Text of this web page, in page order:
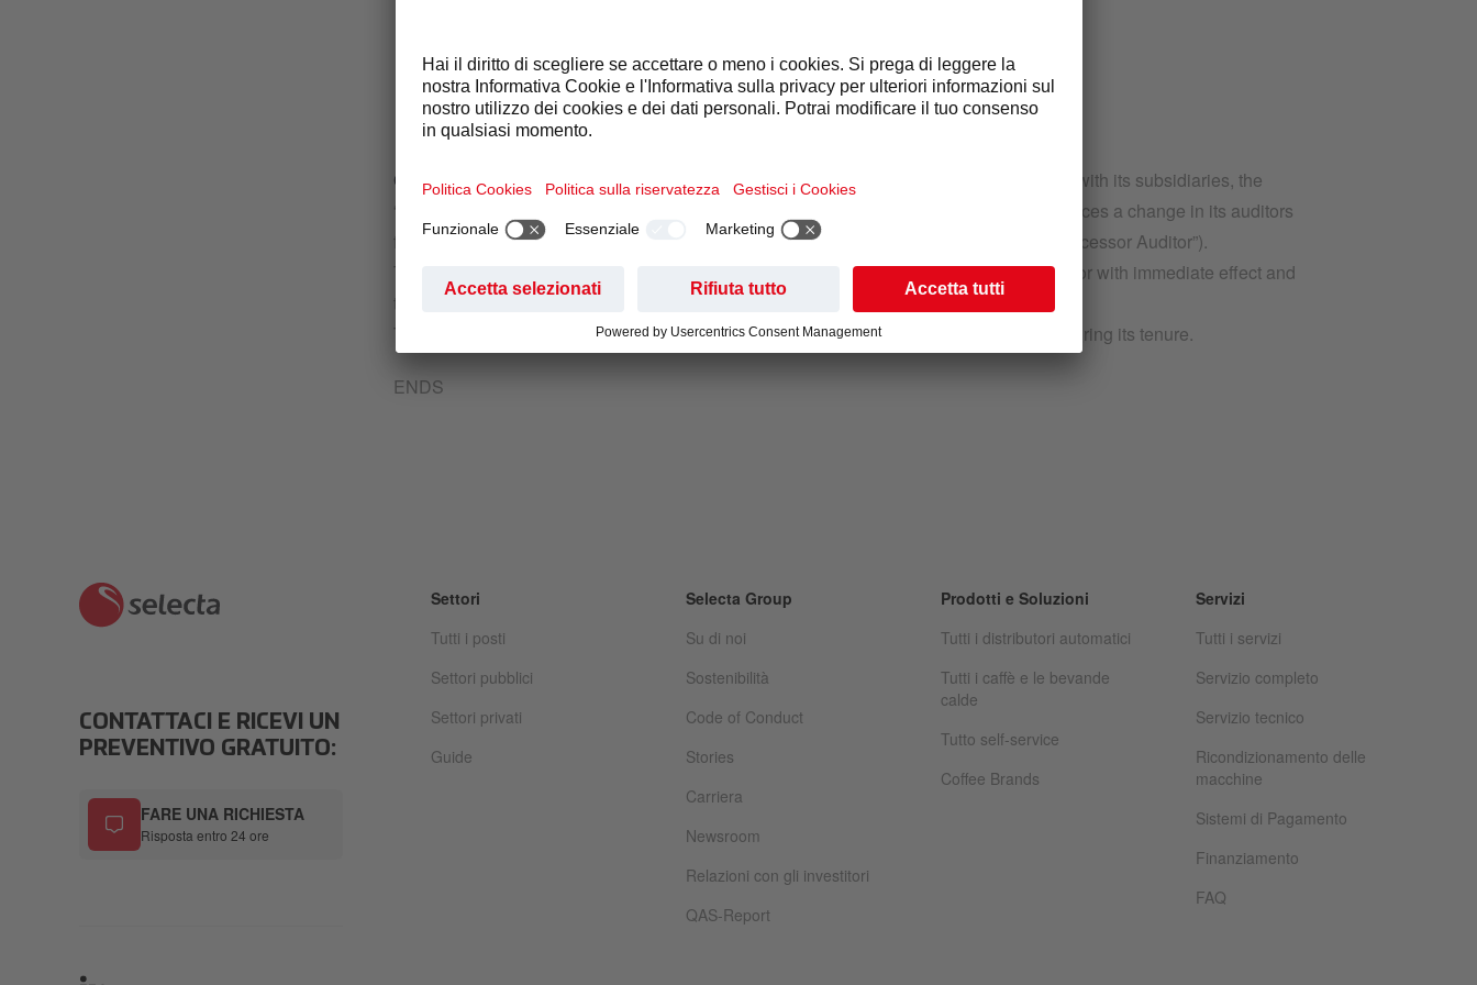
Cham, Switzerland, 21 October 2025
– Seagull Topco Limited (“Selecta” and, together with its subsidiaries, the
“Group”, a Swiss-based leader in self-serve retail solutions across Europe) today announces a change in its auditors
from KPMG International Limited and its affiliates (“Former Auditor”) to Deloitte LLP (“Successor Auditor”).
The board of directors of Selecta (“Board”) has appointed the Successor Auditor as auditor with immediate effect and
the Successor Auditor will audit the Group’s consolidated 2025 financial statements.
The Board would like to thank KPMG International Limited for its services to the Group during its tenure.
ENDS
CONTATTACI E RICEVI UN
PREVENTIVO GRATUITO:
FARE UNA RICHIESTA
Risposta entro 24 ore
Settori
Tutti i posti
Settori pubblici
Settori privati
Guide
Selecta Group
Su di noi
Sostenibilità
Code of Conduct
Stories
Carriera
Newsroom
Relazioni con gli investitori
QAS-Report
Prodotti e Soluzioni
Tutti i distributori automatici
Tutti i caffè e le bevande
calde
Tutto self-service
Coffee Brands
Servizi
Tutti i servizi
Servizio completo
Servizio tecnico
Ricondizionamento delle
macchine
Sistemi di Pagamento
Finanziamento
FAQ